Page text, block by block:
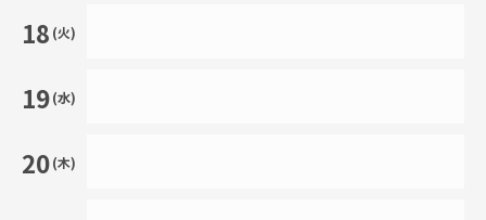
18 (火)
19(水)
20(木)